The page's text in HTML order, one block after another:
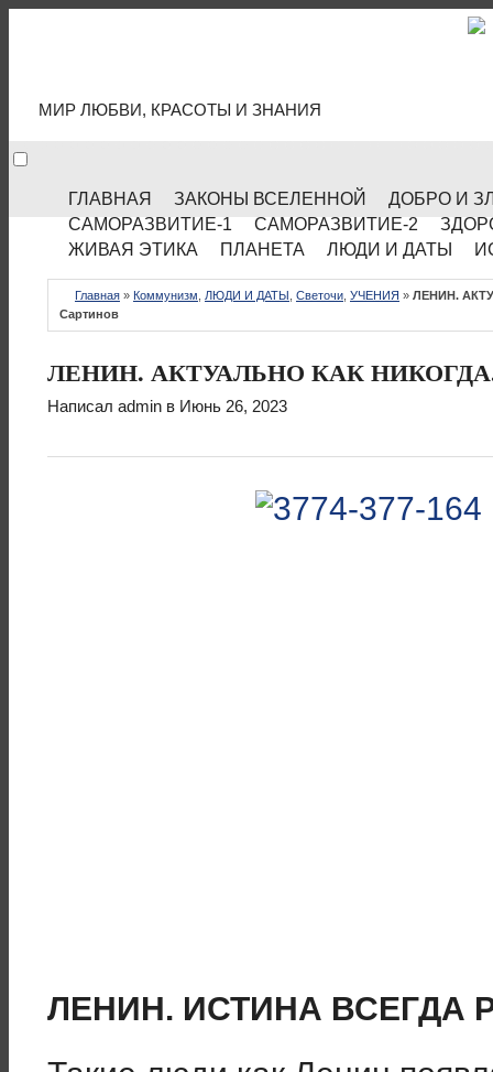
МИР ЛЮБВИ, КРАСОТЫ И ЗНАНИЯ
ГЛАВНАЯ ЗАКОНЫ ВСЕЛЕННОЙ
ДОБРО И
САМОРАЗВИТИЕ-1
САМОРАЗВИТИЕ-2
ЖИВАЯ ЭТИКА
ПЛАНЕТА ЛЮДИ И ДАТЫ
Главная » Коммунизм ЛЮДИ И ДАТЫ Светочи УЧЕНИЯ » ЛЕНИН.
Сартинов
ЛЕНИН. АКТУАЛЬНО КАК НИКОГДА.
Написал admin в Июнь 26, 2023
ЛЕНИН. ИСТИНА ВСЕГДА